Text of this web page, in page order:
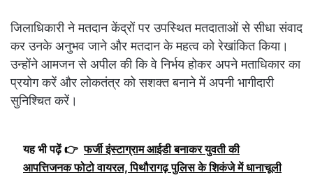
जिलाधिकारी ने मतदान केंद्रों पर उपस्थित मतदाताओं से सीधा संवाद
कर उनके अनुभव जाने और मतदान के महत्व को रेखांकित किया।
उन्होंने आमजन से अपील की कि वे निर्भय होकर अपने मताधिकार का
प्रयोग करें और लोकतंत्र को सशक्त बनाने में अपनी भागीदारी
सुनिश्चित करें।
यह भी पढ़ें 👉 फर्जी इंस्टाग्राम आईडी बनाकर युवती की
आपत्तिजनक फोटो वायरल, पिथौरागढ़ पुलिस के शिकंजे में धानाचूली